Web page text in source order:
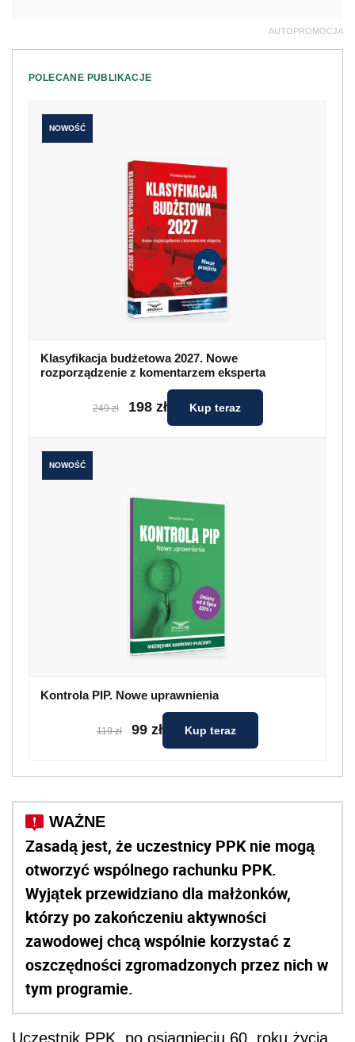
AUTOPROMOCJA
POLECANE PUBLIKACJE
NOWOŚĆ
Klasyfikacja budżetowa 2027. Nowe
rozporządzenie z komentarzem eksperta
249 zł 198 zł Kup teraz
NOWOŚĆ
Kontrola PIP. Nowe uprawnienia
119 zł 99 zł Kup teraz
Zasadą jest, że uczestnicy PPK nie mogą
otworzyć wspólnego rachunku PPK.
Wyjątek przewidziano dla małżonków,
którzy po zakończeniu aktywności
zawodowej chcą wspólnie korzystać z
oszczędności zgromadzonych przez nich w
tym programie.
Uczestnik PPK, po osiągnięciu 60. roku życia,